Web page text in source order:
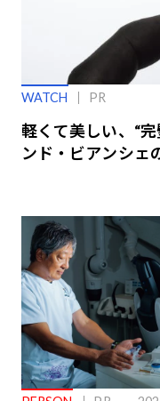
WATCH PR
軽くて美しい、“
ンド・ビアンシェ